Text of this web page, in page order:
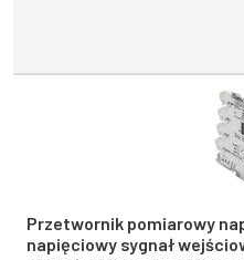
Przetwornik pomiarowy
napięciowy sygnał